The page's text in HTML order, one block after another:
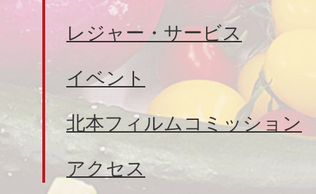
レジャー・サービス
イベント
北本フィルムコミッション
アクセス